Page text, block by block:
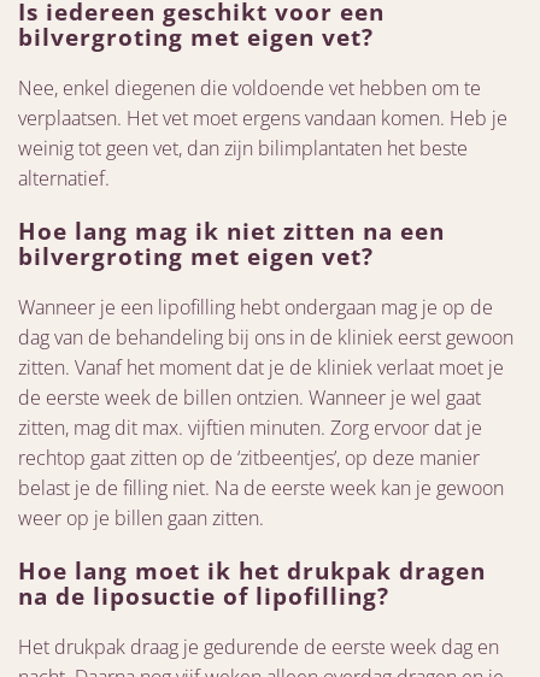
Is iedereen geschikt voor een
bilvergroting met eigen vet?
Nee, enkel diegenen die voldoende vet hebben om te
verplaatsen. Het vet moet ergens vandaan komen. Heb je
weinig tot geen vet, dan zijn bilimplantaten het beste
alternatief.
Hoe lang mag ik niet zitten na een
bilvergroting met eigen vet?
Wanneer je een lipofilling hebt ondergaan mag je op de
dag van de behandeling bij ons in de kliniek eerst gewoon
zitten. Vanaf het moment dat je de kliniek verlaat moet je
de eerste week de billen ontzien. Wanneer je wel gaat
zitten, mag dit max. vijftien minuten. Zorg ervoor dat je
rechtop gaat zitten op de ‘zitbeentjes’, op deze manier
belast je de filling niet. Na de eerste week kan je gewoon
weer op je billen gaan zitten.
Hoe lang moet ik het drukpak dragen
na de liposuctie of lipofilling?
Het drukpak draag je gedurende de eerste week dag en